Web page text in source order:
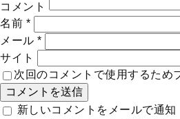
コメント
名前 *
メール *
サイト
次回のコメントで使用するため
新しいコメントをメールで通知